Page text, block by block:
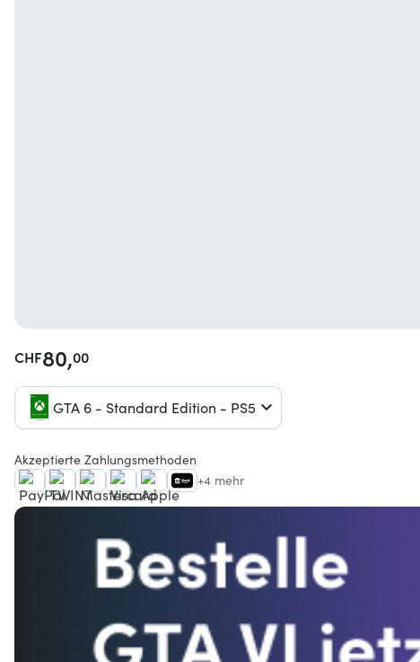
CHF80,00
GTA 6 - Standard Edition - PS5
Akzeptierte Zahlungsmethoden
+4 mehr